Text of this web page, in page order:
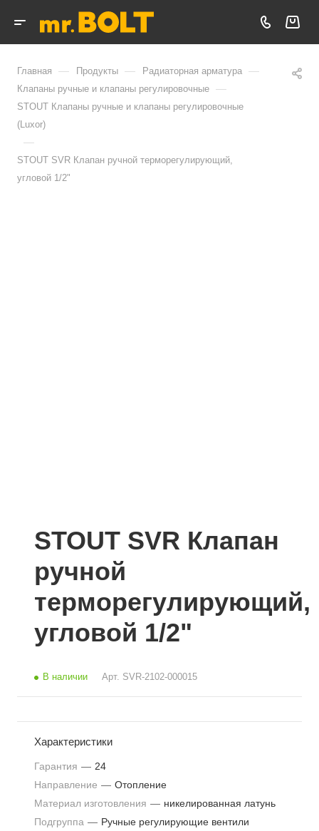
Главная — Продукты — Радиаторная арматура —
Клапаны ручные и клапаны регулировочные —
STOUT Клапаны ручные и клапаны регулировочные
(Luxor)
—
STOUT SVR Клапан ручной терморегулирующий,
угловой 1/2"
STOUT SVR Клапан
ручной
терморегулирующий,
угловой 1/2"
В наличии Арт. SVR-2102-000015
Характеристики
Гарантия — 24
Направление — Отопление
Материал изготовления — никелированная латунь
Подгруппа — Ручные регулирующие вентили